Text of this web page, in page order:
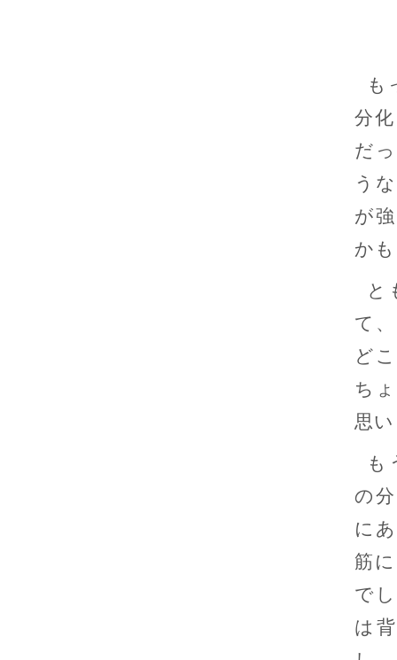
も
分
だ
う
が
か
と
て
ど
ち
思
も
の
に
筋
で
は